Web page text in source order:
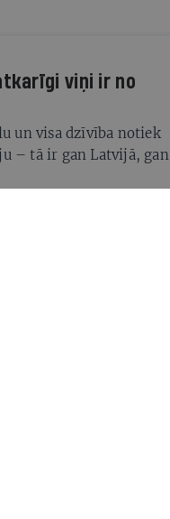
viņi ir no
un visa dzīvība notiek
– tā ir gan Latvijā, gan